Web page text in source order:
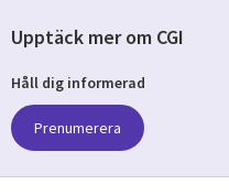
Upptäck mer om CGI
Håll dig informerad
Prenumerera